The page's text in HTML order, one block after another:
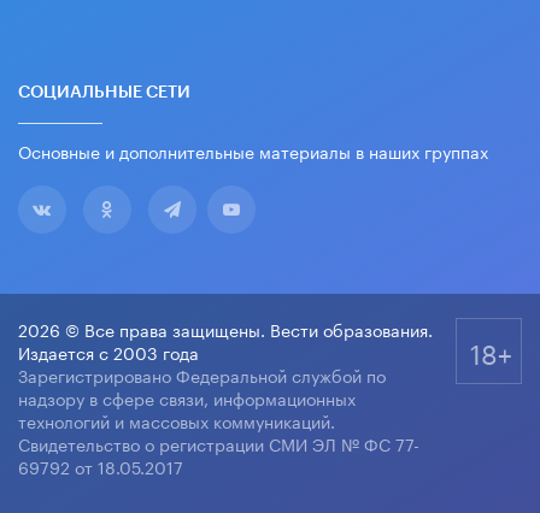
СОЦИАЛЬНЫЕ СЕТИ
Основные и дополнительные материалы в наших группах
2026 © Все права защищены. Вести образования.
Издается с 2003 года
Зарегистрировано Федеральной службой по
надзору в сфере связи, информационных
технологий и массовых коммуникаций.
Свидетельство о регистрации СМИ ЭЛ № ФС 77-
69792 от 18.05.2017
18+